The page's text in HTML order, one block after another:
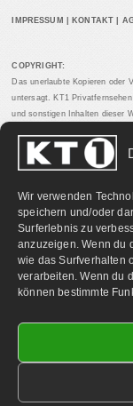
Wir verwenden
speichern und/oder
Surferlebnis zu
anzuzeigen. Wenn du
wie das Surfverhalten
verarbeiten. Wenn du
können bestimmte
IMPRESSUM KONTAKT
COPYRIGHT:
Das unerlaubte Kopieren oder
untersagt. KT1
und sonstigen Inhalten dieser
PARTNERLINKS:
2026 KT1